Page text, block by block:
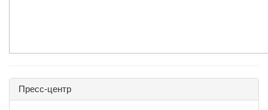
Пресс-центр